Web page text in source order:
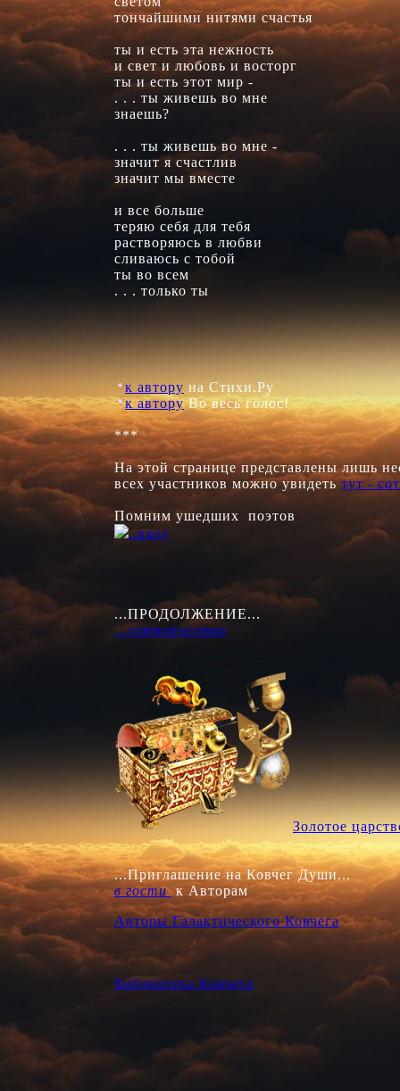
тончайшими нитями счастья
ты и есть эта нежность
и свет и любовь и восторг
ты и есть этот мир -
. . . ты живешь во мне
знаешь?
. . . ты живешь во мне -
значит я счастлив
значит мы вместе
и все больше
теряю себя для тебя
растворяюсь в любви
сливаюсь с тобой
ты во всем
. . . только ты
к автору
к автору Во весь голос!
***
На этой странице представлены лишь
всех участников можно увидеть тут -
..вход
...сотворчество
Золотое
в гости
Авторы Галактического Ковчега
Библиотека Ковчега